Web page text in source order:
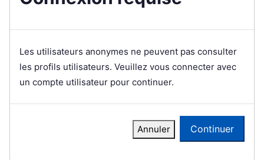
Les utilisateurs anonymes ne peuvent pas consulter
les profils utilisateurs. Veuillez vous connecter avec
un compte utilisateur pour continuer.
Annuler Continuer